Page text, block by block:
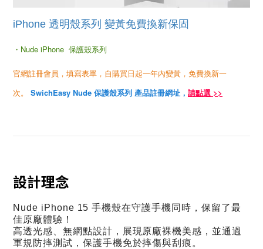
iPhone 透明殼系列 變黃免費換新保固
・ Nude iPhone 保護殼系列
官網註冊會員，填寫表單，自購買日起一年內變黃，免費換新一
次。
SwichEasy Nude 保護殼系列 產品註冊網址， 請點選 >>
設計理念
Nude iPhone 15 手機殼在守護手機同時，保留了最
佳原廠體驗！
高透光感、無網點設計，展現原廠裸機美感，並通過
軍規防摔測試，保護手機免於摔傷與刮痕。